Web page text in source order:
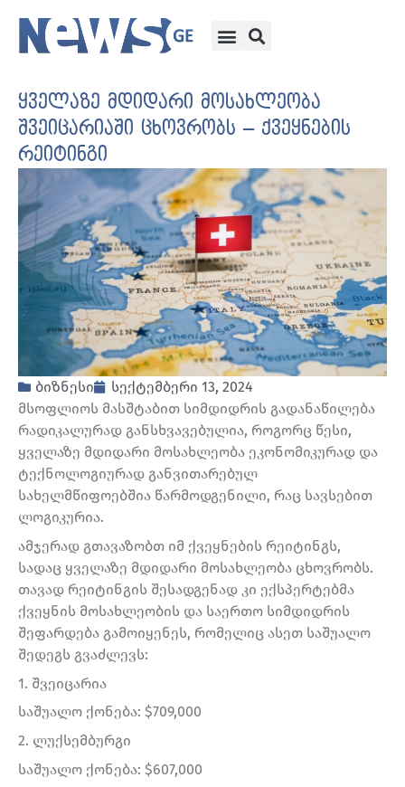
ყველაზე მდიდარი მოსახლეობა
შვეიცარიაში ცხოვრობს – ქვეყნების
რეიტინგი
ბიზნესი
სექტემბერი 13, 2024
მსოფლიოს მასშტაბით სიმდიდრის გადანაწილება
რადიკალურად განსხვავებულია, როგორც წესი,
ყველაზე მდიდარი მოსახლეობა ეკონომიკურად და
ტექნოლოგიურად განვითარებულ
სახელმწიფოებშია წარმოდგენილი, რაც სავსებით
ლოგიკურია.
ამჯერად გთავაზობთ იმ ქვეყნების რეიტინგს,
სადაც ყველაზე მდიდარი მოსახლეობა ცხოვრობს.
თავად რეიტინგის შესადგენად კი ექსპერტებმა
ქვეყნის მოსახლეობის და საერთო სიმდიდრის
შეფარდება გამოიყენეს, რომელიც ასეთ საშუალო
შედეგს გვაძლევს:
1. შვეიცარია
საშუალო ქონება: $709,000
2. ლუქსემბურგი
საშუალო ქონება: $607,000